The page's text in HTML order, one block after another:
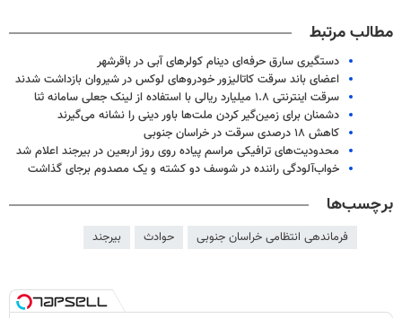
مطالب مرتبط
دستگیری سارق حرفه‌ای دینام کولرهای آبی در باقرشهر
اعضای باند سرقت کاتالیزور خودروهای لوکس در شیروان بازداشت شدند
سرقت اینترنتی ۱.۸ میلیارد ریالی با استفاده از لینک جعلی سامانه ثنا
دشمنان برای زمین‌گیر کردن ملت‌ها باور دینی را نشانه می‌گیرند
کاهش ۱۸ درصدی سرقت در خراسان جنوبی
محدودیت‌های ترافیکی مراسم پیاده روی روز اربعین در بیرجند اعلام شد
خواب‌آلودگی راننده در شوسف دو کشته و یک مصدوم برجای گذاشت
برچسب‌ها
فرماندهی انتظامی خراسان جنوبی حوادث بیرجند